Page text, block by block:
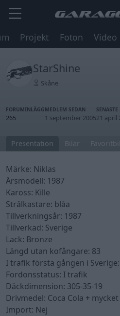
Projekt Foton Video
StarShine
Skåne
FORUMINLÄGG
265
MEDLEM SEDAN
1 september 2005
SENASTE
21 april
Presentation Bilar
Märke: Niklas
Årsmodell: 1987
Kaross: Kille
Strålkastare: blåa
Tillverkningsår: 1987
Tillverkad: Sverige
Lack: Bronze
Längd utan kofångare: 83
I trafik första gången i
Fordonsstatus: I trafik
Däckdimension: 305-35-19
Drivmedel: Coca Cola +
Import: Nej